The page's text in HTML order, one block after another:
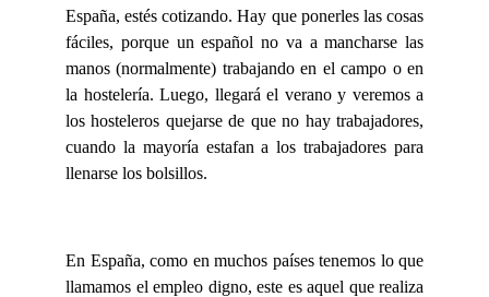
España, estés cotizando. Hay que ponerles las cosas
fáciles, porque un español no va a mancharse las
manos (normalmente) trabajando en el campo o en
la hostelería. Luego, llegará el verano y veremos a
los hosteleros quejarse de que no hay trabajadores,
cuando la mayoría estafan a los trabajadores para
llenarse los bolsillos.
En España, como en muchos países tenemos lo que
llamamos el empleo digno, este es aquel que realiza